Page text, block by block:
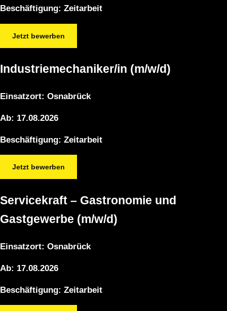
Beschäftigung: Zeitarbeit
Jetzt bewerben
Industriemechaniker/in (m/w/d)
Einsatzort: Osnabrück
Ab: 17.08.2026
Beschäftigung: Zeitarbeit
Jetzt bewerben
Servicekraft – Gastronomie und
Gastgewerbe (m/w/d)
Einsatzort: Osnabrück
Ab: 17.08.2026
Beschäftigung: Zeitarbeit